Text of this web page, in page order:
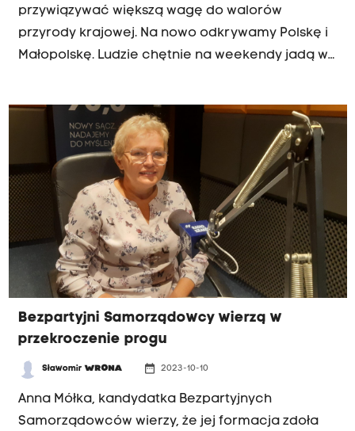
przywiązywać większą wagę do walorów
przyrody krajowej. Na nowo odkrywamy Polskę i
Małopolskę. Ludzie chętnie na weekendy jadą w
mówił na antenie Radia Kraków wiceminister
klimatu i środowiska z Suwerennej Polski, Edward
Siarka.
Bezpartyjni Samorządowcy wierzą w
przekroczenie progu
SławomirWRONA date_range 2023-10-10
Anna Mółka, kandydatka Bezpartyjnych
Samorządowców wierzy, że jej formacja zdoła